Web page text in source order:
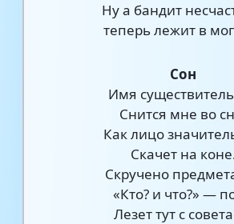
Ну а бандит
теперь лежит в
Сон
Имя
Снится мне во
Как лицо
Скачет на
Скручено
«Кто? и что?» —
Лезет тут с